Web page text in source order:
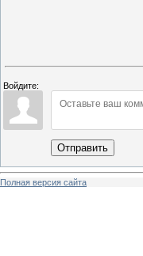
Войдите:
Отправить
Полная версия сайта